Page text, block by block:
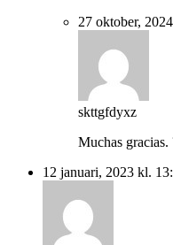
27 oktober,
skttgfdyxz
Muchas
12 januari, 2023 kl.